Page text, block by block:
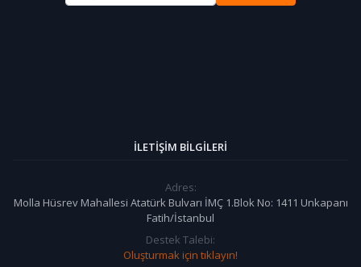
İLETIŞIM BILGILERI
Adres:
Molla Hüsrev Mahallesi Atatürk Bulvarı İMÇ 1.Blok No: 1411 Unkapanı
Fatih/İstanbul
Destek Talebi:
Oluşturmak için tıklayın!